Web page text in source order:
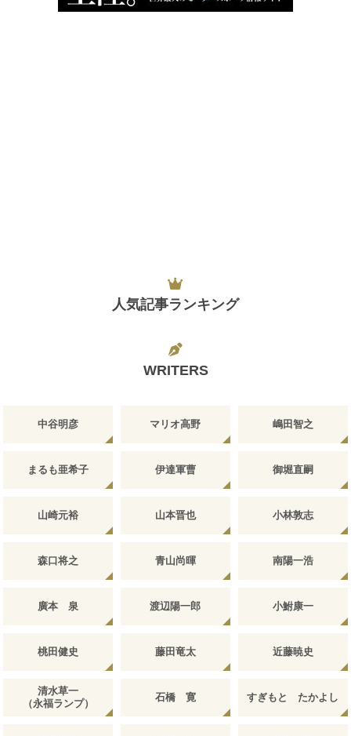
人気記事ランキング
WRITERS
中谷明彦 マリオ高野 嶋田智之
まるも亜希子 伊達軍曹 御堀直嗣
山崎元裕 山本晋也 小林敦志
森口将之 青山尚暉 南陽一浩
廣本 泉 渡辺陽一郎 小鮒康一
桃田健史 藤田竜太 近藤暁史
清水草一
（永福ランプ）
石橋 寛 すぎもと たかよし